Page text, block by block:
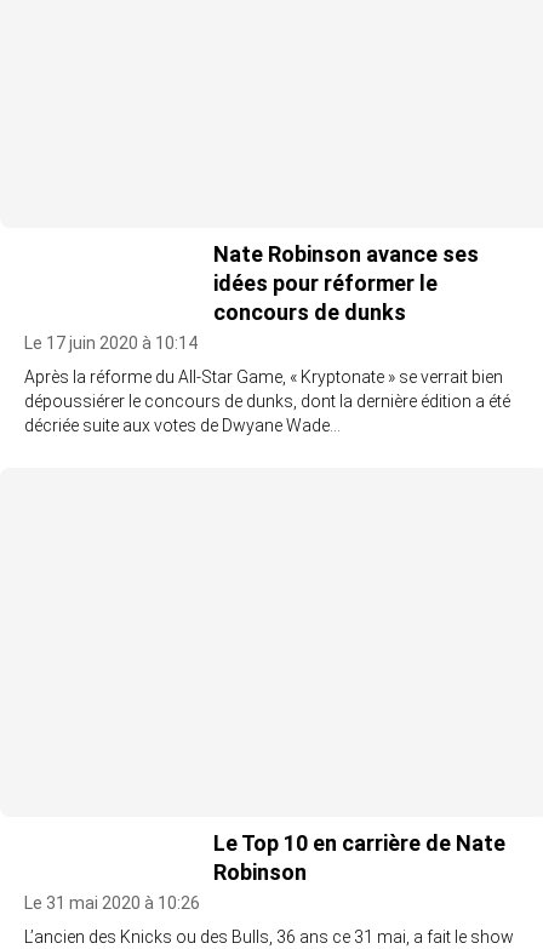
Nate Robinson avance ses
idées pour réformer le
concours de dunks
Le 17 juin 2020 à 10:14
Après la réforme du All-Star Game, « Kryptonate » se verrait bien
dépoussiérer le concours de dunks, dont la dernière édition a été
décriée suite aux votes de Dwyane Wade…
Le Top 10 en carrière de Nate
Robinson
Le 31 mai 2020 à 10:26
L’ancien des Knicks ou des Bulls, 36 ans ce 31 mai, a fait le show